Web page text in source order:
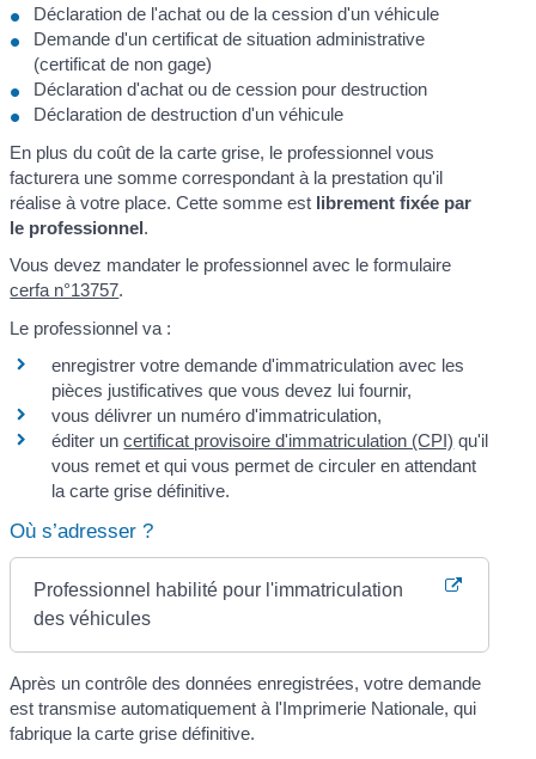
Déclaration de l'achat ou de la cession d'un véhicule
Demande d'un certificat de situation administrative
(certificat de non gage)
Déclaration d'achat ou de cession pour destruction
Déclaration de destruction d'un véhicule
En plus du coût de la carte grise, le professionnel vous
facturera une somme correspondant à la prestation qu'il
réalise à votre place. Cette somme est librement fixée par
le professionnel.
Vous devez mandater le professionnel avec le formulaire
cerfa n°13757.
Le professionnel va :
enregistrer votre demande d'immatriculation avec les
pièces justificatives que vous devez lui fournir,
vous délivrer un numéro d'immatriculation,
éditer uncertificat provisoire d'immatriculation (CPI) qu'il
vous remet et qui vous permet de circuler en attendant
la carte grise définitive.
Où s’adresser ?
Professionnel habilité pour l'immatriculation
des véhicules
Après un contrôle des données enregistrées, votre demande
est transmise automatiquement à l'Imprimerie Nationale, qui
fabrique la carte grise définitive.